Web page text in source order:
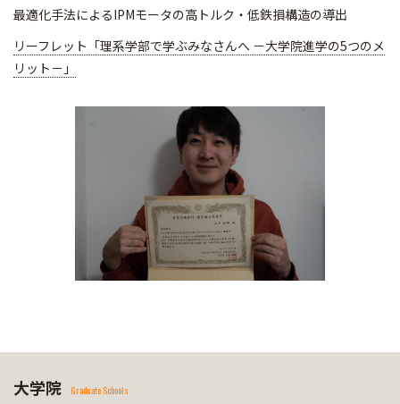
最適化手法によるIPMモータの高トルク・低鉄損構造の導出
リーフレット「理系学部で学ぶみなさんへ －大学院進学の5つのメ
リット－」
大学院 Graduate Schools